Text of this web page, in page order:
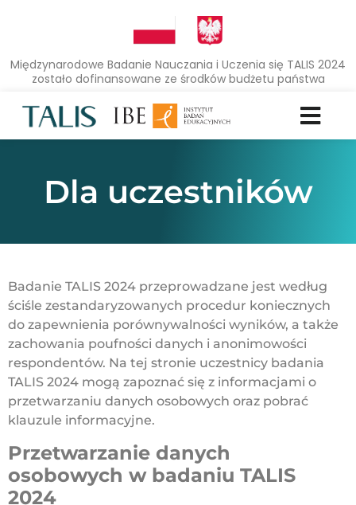
Międzynarodowe Badanie Nauczania i Uczenia się TALIS 2024
zostało dofinansowane ze środków budżetu państwa
Dla uczestników
Badanie TALIS 2024 przeprowadzane jest według
ściśle zestandaryzowanych procedur koniecznych
do zapewnienia porównywalności wyników, a także
zachowania poufności danych i anonimowości
respondentów. Na tej stronie uczestnicy badania
TALIS 2024 mogą zapoznać się z informacjami o
przetwarzaniu danych osobowych oraz pobrać
klauzule informacyjne.
Przetwarzanie danych
osobowych w badaniu TALIS
2024